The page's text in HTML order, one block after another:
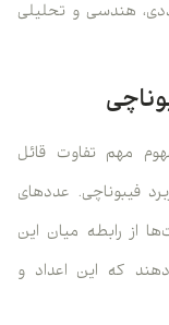
هندسی و تحلیلی
مهم تفاوت قائل
فیبوناچی. عددهای
از رابطه میان این
که این اعداد و